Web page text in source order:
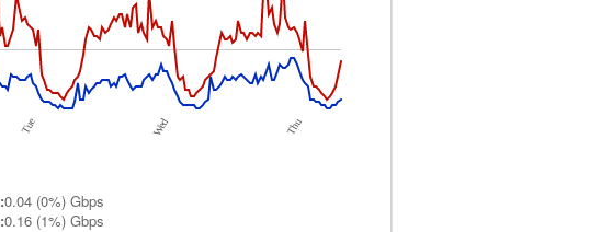
Tue Wed Thu
:0.04 (0%) Gbps
:0.16 (1%) Gbps